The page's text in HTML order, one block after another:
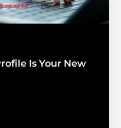
Is Your New
BUSINESS PROFILE